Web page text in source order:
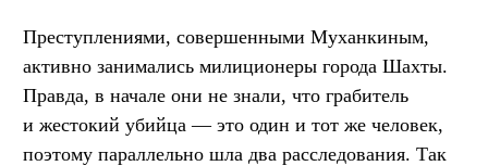
Преступлениями, совершенными Муханкиным,
активно занимались милиционеры города Шахты.
Правда, в начале они не знали, что грабитель
и жестокий убийца — это один и тот же человек,
поэтому параллельно шла два расследования. Так